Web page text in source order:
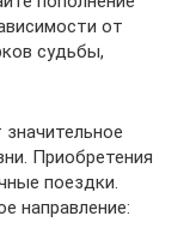
от
судьбы,
Приобретения
поездки.
направление: